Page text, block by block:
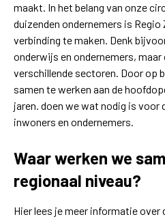
maakt. In het belang van onze
duizenden ondernemers is
verbinding te maken. Denk
onderwijs en ondernemers,
verschillende sectoren. Door op
samen te werken aan de
jaren. doen we wat nodig is voor
inwoners en ondernemers.
Waar werken we
regionaal niveau?
Hier lees je meer informatie over